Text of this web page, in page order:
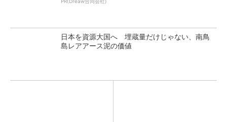
日本を資源大国へ 埋蔵量だけじゃない、南鳥
島レアアース泥の価値